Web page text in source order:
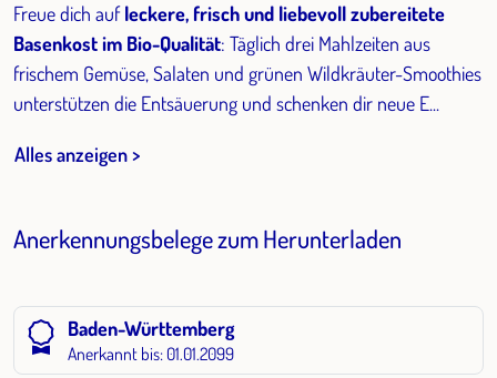
Freue dich aufleckere, frisch und liebevoll zubereitete
Basenkost im Bio-Qualität: Täglich drei Mahlzeiten aus
frischem Gemüse, Salaten und grünen Wildkräuter-Smoothies
unterstützen die Entsäuerung und schenken dir neue E...
Alles anzeigen >
Anerkennungsbelege zum Herunterladen
Baden-Württemberg
Anerkannt bis: 01.01.2099